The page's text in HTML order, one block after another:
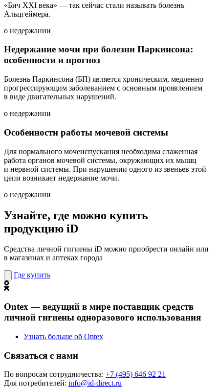
«Бич XXI века» — так сейчас стали называть болезнь
Альцгеймера.
о недержании
Недержание мочи при болезни Паркинсона:
особенности и прогноз
Болезнь Паркинсона (БП) является хроническим, медленно
прогрессирующим заболеванием с основным проявлением
в виде двигательных нарушений.
о недержании
Особенности работы мочевой системы
Для нормального мочеиспускания необходима слаженная
работа органов мочевой системы, окружающих их мышц
и нервной системы. При нарушении одного из звеньев этой
цепи возникает недержание мочи.
о недержании
Узнайте, где можно купить
продукцию iD
Средства личной гигиены iD можно приобрести онлайн или
в магазинах и аптеках города
Где купить
Ontex — ведущий в мире поставщик средств
личной гигиены одноразового использования
Узнать больше об Ontex
Связаться с нами
По вопросам сотрудничества: +7 (495) 646 92 21
Для потребителей: info@id-direct.ru